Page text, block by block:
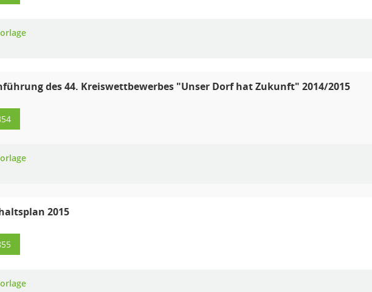
des 44. Kreiswettbewerbes "Unser Dorf hat Zukunft" 2014/2015
2015